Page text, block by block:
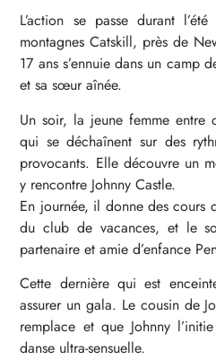
L’action se passe durant
montagnes Catskill, près de
17 ans s’ennuie dans un camp
et sa sœur aînée.
Un soir, la jeune femme entre
qui se déchaînent sur des
provocants. Elle découvre un
y rencontre Johnny Castle.
En journée, il donne des cours
du club de vacances, et le
partenaire et amie d’enfance
Cette dernière qui est
assurer un gala. Le cousin de
remplace et que Johnny
danse ultra-sensuelle.